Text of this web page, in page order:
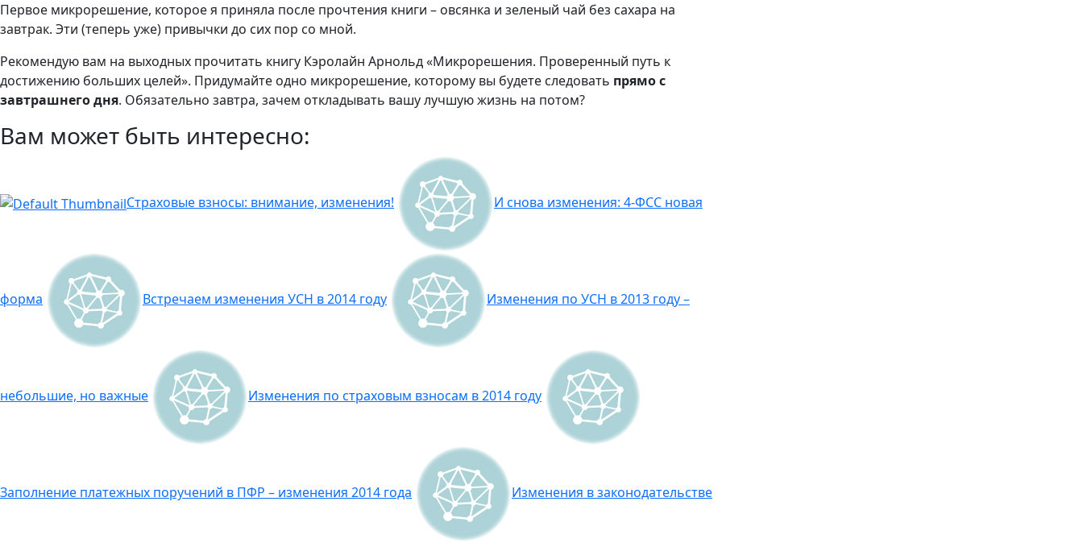
Первое микрорешение, которое я приняла после прочтения книги – овсянка и зеленый чай без сахара на
завтрак. Эти (теперь уже) привычки до сих пор со мной.
Рекомендую вам на выходных прочитать книгу Кэролайн Арнольд «Микрорешения. Проверенный путь к
достижению больших целей». Придумайте одно микрорешение, которому вы будете следовать прямо с
завтрашнего дня. Обязательно завтра, зачем откладывать вашу лучшую жизнь на потом?
Вам может быть интересно:
Страховые взносы: внимание, изменения! И снова изменения: 4-ФСС новая
форма Встречаем изменения УСН в 2014 году Изменения по УСН в 2013 году –
небольшие, но важные Изменения по страховым взносам в 2014 году
Заполнение платежных поручений в ПФР – изменения 2014 года Изменения в законодательстве